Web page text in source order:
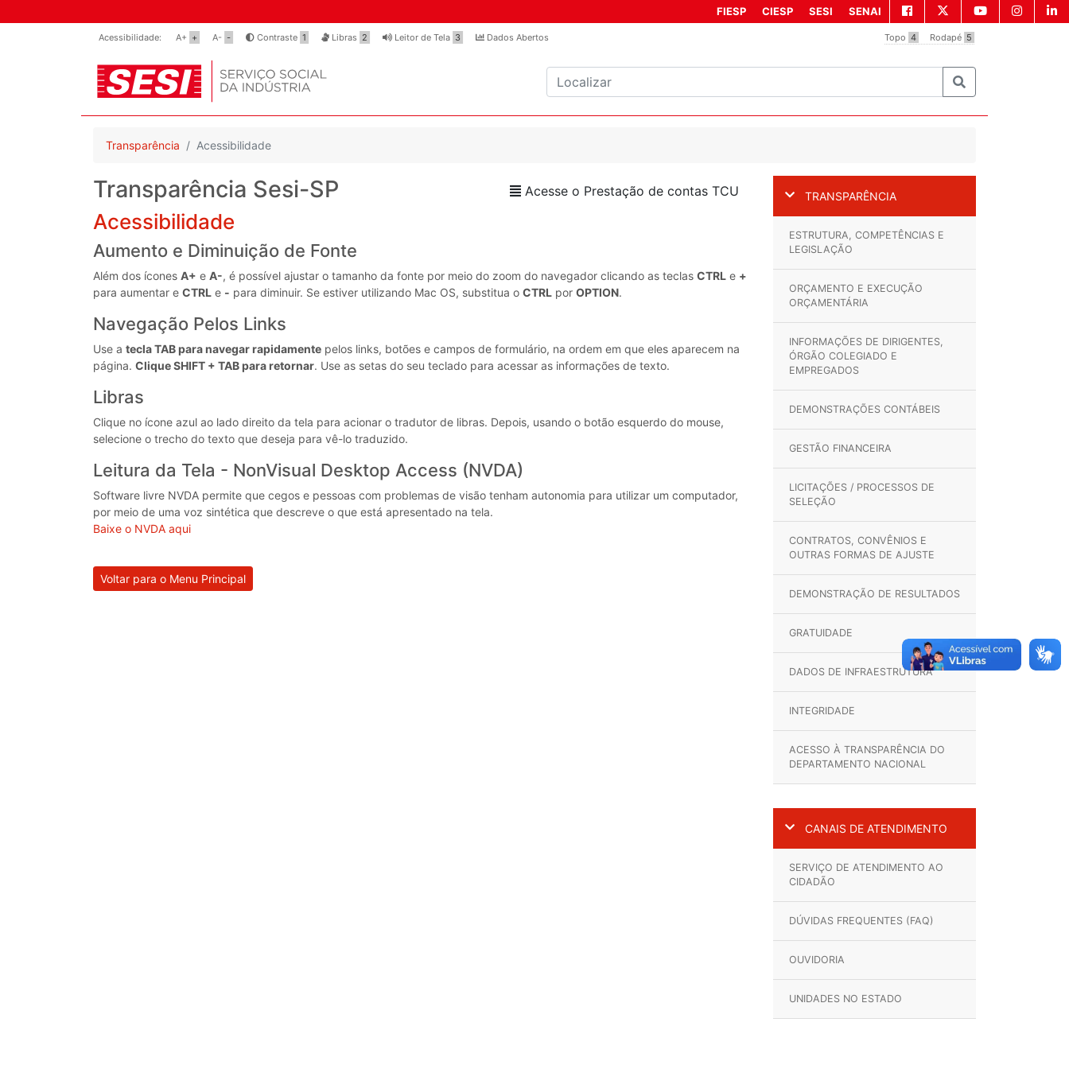
FIESP CIESP SESI SENAI
Acessibilidade: A+ + A- - Contraste 1 Libras 2 Leitor de Tela 3 Dados Abertos Topo 4 Rodapé 5
Transparência Acessibilidade
Transparência Sesi-SP Acesse o Prestação de contas TCU
Acessibilidade
Aumento e Diminuição de Fonte
Além dos ícones A+ e A-, é possível ajustar o tamanho da fonte por meio do zoom do navegador clicando as teclas CTRL e +
para aumentar e CTRL e - para diminuir. Se estiver utilizando Mac OS, substitua o CTRL por OPTION.
Navegação Pelos Links
Use a tecla TAB para navegar rapidamente pelos links, botões e campos de formulário, na ordem em que eles aparecem na
página. Clique SHIFT + TAB para retornar. Use as setas do seu teclado para acessar as informações de texto.
Libras
Clique no ícone azul ao lado direito da tela para acionar o tradutor de libras. Depois, usando o botão esquerdo do mouse,
selecione o trecho do texto que deseja para vê-lo traduzido.
Leitura da Tela - NonVisual Desktop Access (NVDA)
Software livre NVDA permite que cegos e pessoas com problemas de visão tenham autonomia para utilizar um computador,
por meio de uma voz sintética que descreve o que está apresentado na tela.
Baixe o NVDA aqui
Voltar para o Menu Principal
TRANSPARÊNCIA
ESTRUTURA, COMPETÊNCIAS E
LEGISLAÇÃO
ORÇAMENTO E EXECUÇÃO
ORÇAMENTÁRIA
INFORMAÇÕES DE DIRIGENTES,
ÓRGÃO COLEGIADO E
EMPREGADOS
DEMONSTRAÇÕES CONTÁBEIS
GESTÃO FINANCEIRA
LICITAÇÕES / PROCESSOS DE
SELEÇÃO
CONTRATOS, CONVÊNIOS E
OUTRAS FORMAS DE AJUSTE
DEMONSTRAÇÃO DE RESULTADOS
GRATUIDADE
DADOS DE INFRAESTRUTURA
INTEGRIDADE
ACESSO À TRANSPARÊNCIA DO
DEPARTAMENTO NACIONAL
CANAIS DE ATENDIMENTO
SERVIÇO DE ATENDIMENTO AO
CIDADÃO
DÚVIDAS FREQUENTES (FAQ)
OUVIDORIA
UNIDADES NO ESTADO